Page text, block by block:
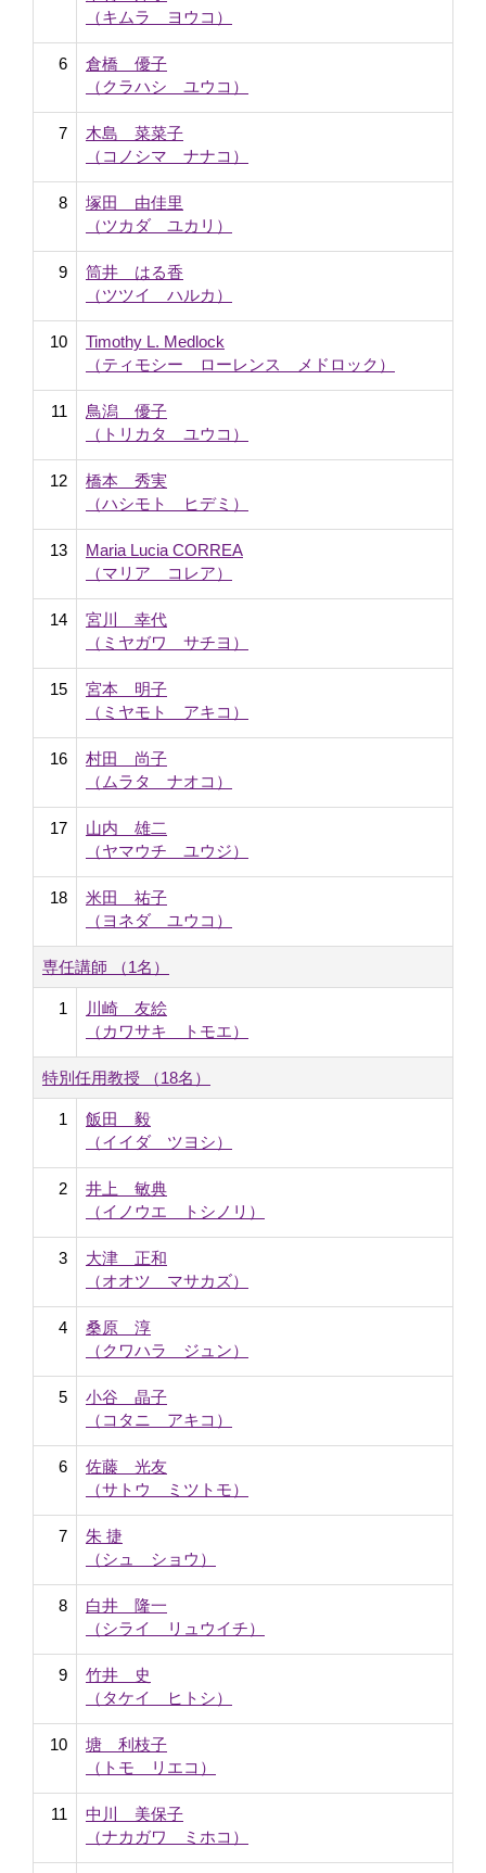
（キムラ ヨウコ）
6
倉橋 優子
（クラハシ ユウコ）
7
木島 菜菜子
（コノシマ ナナコ）
8
塚田 由佳里
（ツカダ ユカリ）
9
筒井 はる香
（ツツイ ハルカ）
10
Timothy L. Medlock
（ティモシー ローレンス メドロック）
11
鳥潟 優子
（トリカタ ユウコ）
12
橋本 秀実
（ハシモト ヒデミ）
13
Maria Lucia CORREA
（マリア コレア）
14
宮川 幸代
（ミヤガワ サチヨ）
15
宮本 明子
（ミヤモト アキコ）
16
村田 尚子
（ムラタ ナオコ）
17
山内 雄二
（ヤマウチ ユウジ）
18
米田 祐子
（ヨネダ ユウコ）
専任講師 （1名）
1
川崎 友絵
（カワサキ トモエ）
特別任用教授 （18名）
1
飯田 毅
（イイダ ツヨシ）
2
井上 敏典
（イノウエ トシノリ）
3
大津 正和
（オオツ マサカズ）
4
桑原 淳
（クワハラ ジュン）
5
小谷 晶子
（コタニ アキコ）
6
佐藤 光友
（サトウ ミツトモ）
7
朱 捷
（シュ ショウ）
8
白井 隆一
（シライ リュウイチ）
9
竹井 史
（タケイ ヒトシ）
10
塘 利枝子
（トモ リエコ）
11
中川 美保子
（ナカガワ ミホコ）